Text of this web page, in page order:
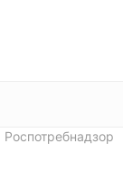
Роспотребнадзор